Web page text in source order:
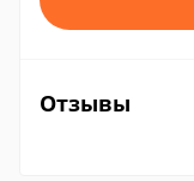
Отзывы